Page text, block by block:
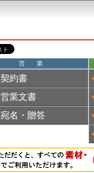
営業
契約書
営業文書
宛名・贈答